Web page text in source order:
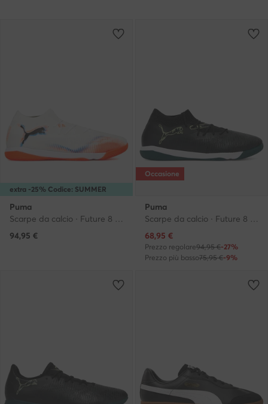
extra -25% Codice: SUMMER
Puma
Scarpe da calcio · Future 8 Match It 108598 01 · Bianco
94,95 €
Occasione
Puma
Scarpe da calcio · Future 8 Match It 108598 02 · Nero
Prezzo attuale
68,95 €
Prezzo regolare94,95 €-27%
Prezzo più basso75,95 €-9%